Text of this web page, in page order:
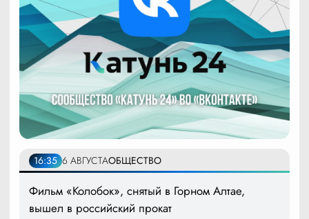
16:35 6 АВГУСТАОБЩЕСТВО
Фильм «Колобок», снятый в Горном Алтае,
вышел в российский прокат